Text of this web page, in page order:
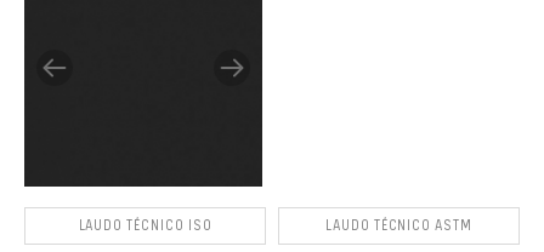
LAUDO TÉCNICO ISO LAUDO TÉCNICO ASTM